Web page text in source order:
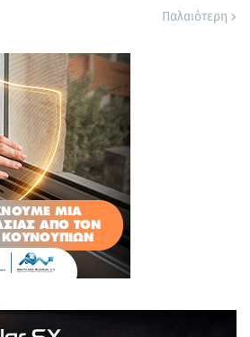
Παλαιότερη